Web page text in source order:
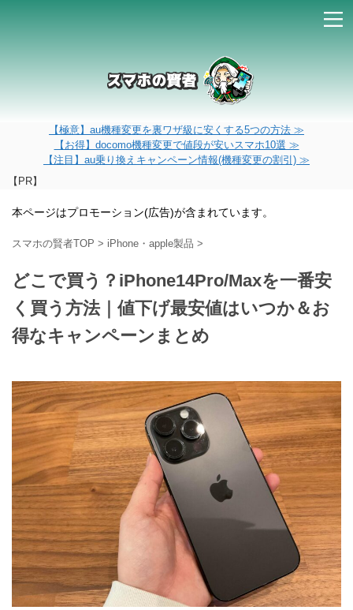
【極意】au機種変更を裏ワザ級に安くする5つの方法 ≫
【お得】docomo機種変更で値段が安いスマホ10選 ≫
【注目】au乗り換えキャンペーン情報(機種変更の割引) ≫
【PR】
本ページはプロモーション(広告)が含まれています。
スマホの賢者TOP > iPhone・apple製品 >
どこで買う？iPhone14Pro/Maxを一番安
く買う方法｜値下げ最安値はいつか＆お
得なキャンペーンまとめ